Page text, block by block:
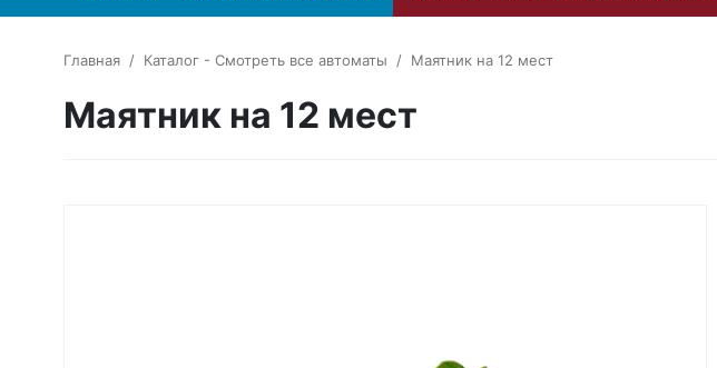
Главная Каталог - Смотреть все автоматы Маятник на 12 мест
Маятник на 12 мест